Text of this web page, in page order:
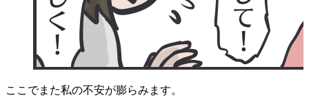
ここでまた私の不安が膨らみます。